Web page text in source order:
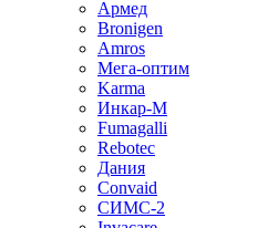
Армед
Bronigen
Amros
Мега-оптим
Karma
Инкар-М
Fumagalli
Rebotec
Дания
Convaid
СИМС-2